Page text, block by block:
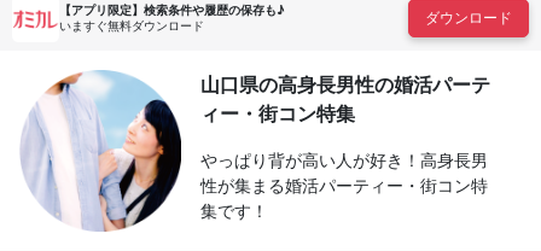
【アプリ限定】 検索条件や履歴の保存も♪
いますぐ無料ダウンロード
ダウンロード
山口県の高身長男性の婚活パーテ
ィー・街コン特集
やっぱり背が高い人が好き！高身長男
性が集まる婚活パーティー・街コン特
集です！